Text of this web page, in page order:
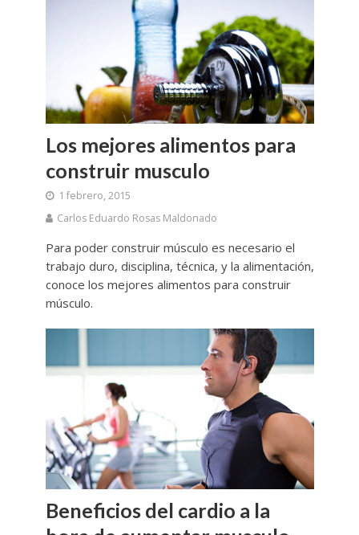
Los mejores alimentos para
construir musculo
1 febrero, 2015
Carlos Eduardo Rosas Maldonado
Para poder construir músculo es necesario el
trabajo duro, disciplina, técnica, y la alimentación,
conoce los mejores alimentos para construir
músculo.
Beneficios del cardio a la